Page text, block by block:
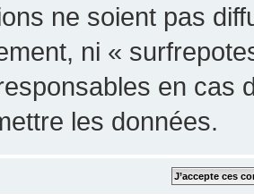
ne soient pas
ni «
en cas
les données.